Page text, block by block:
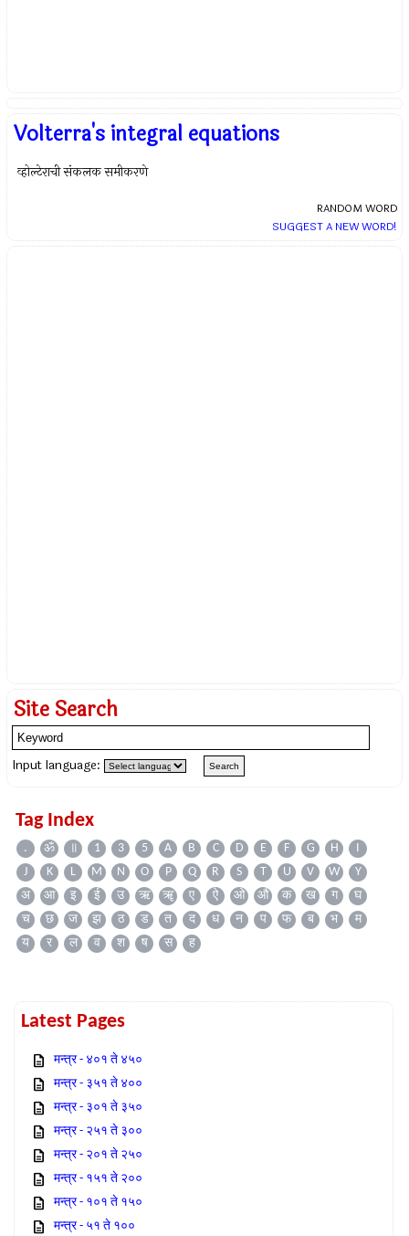
Volterra's integral equations
व्होल्टेराची संकलक समीकरणे
RANDOM WORD
SUGGEST A NEW WORD!
Site Search
Input language:
Tag Index
. ॐ ॥ 1 3 5 A B C D E F G H
I
J
K L M N O P Q R S T U V W
Y
अ
आ इ ई उ ऋ ॠ ए ऐ ओ औ क ख ग
घ
च
छ ज झ ठ ड त द ध न प फ ब भ
म
य
र ल व श ष स ह
Latest Pages
मन्त्र - ४०१ ते ४५०
मन्त्र - ३५१ ते ४००
मन्त्र - ३०१ ते ३५०
मन्त्र - २५१ ते ३००
मन्त्र - २०१ ते २५०
मन्त्र - १५१ ते २००
मन्त्र - १०१ ते १५०
मन्त्र - ५१ ते १००